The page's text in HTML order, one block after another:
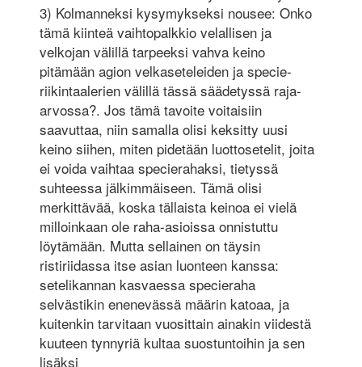
3) Kolmanneksi kysymykseksi nousee: Onko
tämä kiinteä vaihtopalkkio velallisen ja
velkojan välillä tarpeeksi vahva keino
pitämään agion velkaseteleiden ja specie-
riikintaalerien välillä tässä säädetyssä raja-
arvossa?. Jos tämä tavoite voitaisiin
saavuttaa, niin samalla olisi keksitty uusi
keino siihen, miten pidetään luottosetelit, joita
ei voida vaihtaa specierahaksi, tietyssä
suhteessa jälkimmäiseen. Tämä olisi
merkittävää, koska tällaista keinoa ei vielä
milloinkaan ole raha-asioissa onnistuttu
löytämään. Mutta sellainen on täysin
ristiriidassa itse asian luonteen kanssa:
setelikannan kasvaessa specieraha
selvästikin enenevässä määrin katoaa, ja
kuitenkin tarvitaan vuosittain ainakin viidestä
kuuteen tynnyriä kultaa suostuntoihin ja sen
lisäksi